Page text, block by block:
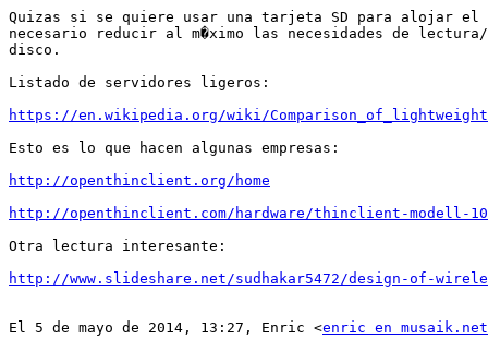
Quizas si se quiere usar una tarjeta SD para alojar el
necesario reducir al m�ximo las necesidades de
disco.
Listado de servidores ligeros:
https://en.wikipedia.org/wiki/
Esto es lo que hacen algunas empresas:
http://openthinclient.org/home
http://openthinclient.com/hardware/thinclient-modell-
Otra lectura interesante:
http://www.slideshare.net/sudhakar5472/design-of-
El 5 de mayo de 2014, 13:27, Enric <enric en musaik.net